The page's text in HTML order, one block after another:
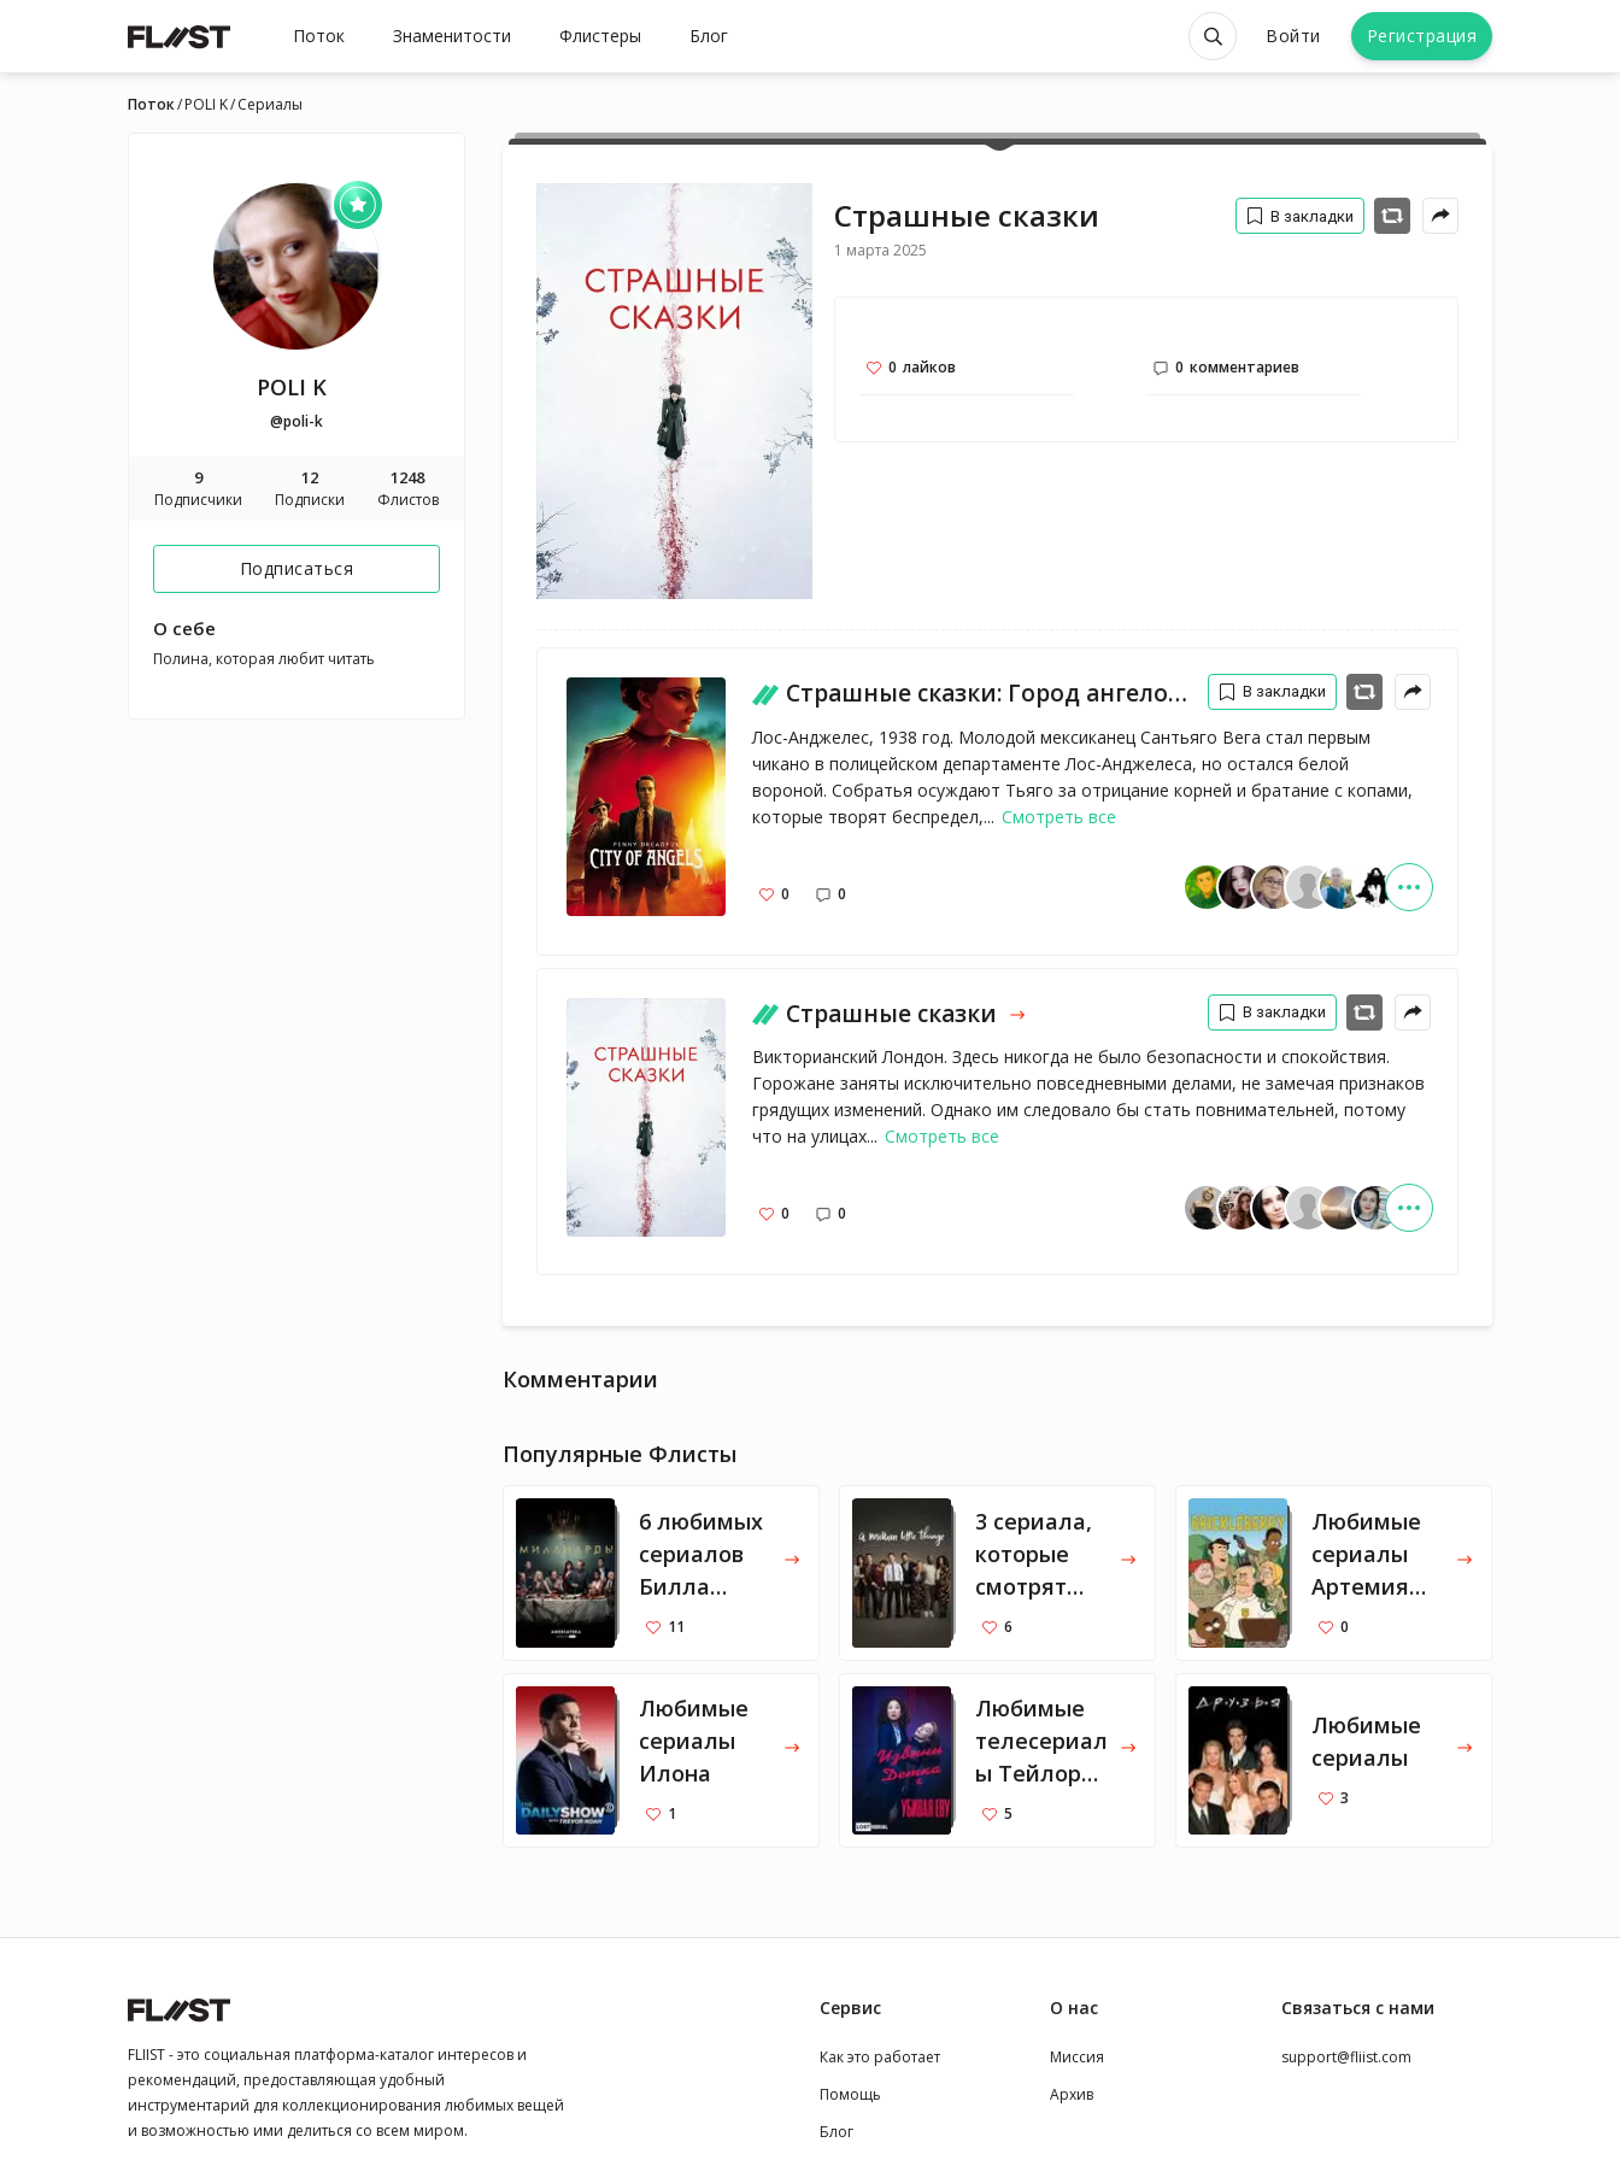
Поток Знаменитости Флистеры Блог Войти Регистрация
Поток POLI K Cериалы
POLI K
@poli-k
9
Подписчики
12
Подписки
1248
Флистов
Подписаться
О себе
Полина, которая любит читать
Страшные сказки
1 марта 2025
0 лайков 0 комментариев
В закладки
Страшные сказки: Город ангелов
Лос-Анджелес, 1938 год. Молодой мексиканец Сантьяго Вега стал первым
чикано в полицейском департаменте Лос-Анджелеса, но остался белой
вороной. Собратья осуждают Тьяго за отрицание корней и братание с копами,
которые творят беспредел,... Смотреть все
0 0
В закладки
Страшные сказки
Викторианский Лондон. Здесь никогда не было безопасности и спокойствия.
Горожане заняты исключительно повседневными делами, не замечая признаков
грядущих изменений. Однако им следовало бы стать повнимательней, потому
что на улицах... Смотреть все
0 0
В закладки
Комментарии
Популярные Флисты
6 любимых
сериалов
Билла
Гейтса
11
3 сериала,
которые
смотрят
Мелинда и
6
Любимые
сериалы
Артемия
Лебедева
0
Любимые
сериалы
Илона
1
Любимые
телесериал
ы Тейлор
Свифт
5
Любимые
сериалы
3
FLIIST - это социальная платформа-каталог интересов и
рекомендаций, предоставляющая удобный
инструментарий для коллекционирования любимых вещей
и возможностью ими делиться со всем миром.
Сервис
Как это работает
Помощь
Блог
О нас
Миссия
Архив
Связаться с нами
support@fliist.com